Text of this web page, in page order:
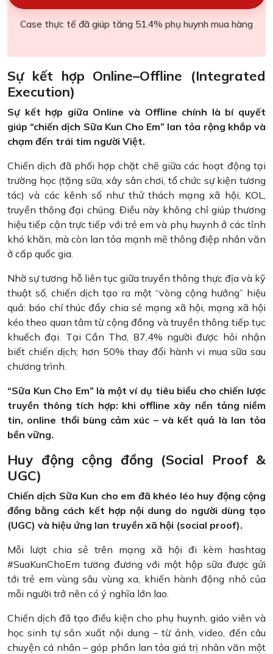
Case thực tế đã giúp tăng 51.4% phụ huynh mua hàng
Sự kết hợp Online–Offline (Integrated
Execution)
Sự kết hợp giữa Online và Offline chính là bí quyết
giúp “chiến dịch Sữa Kun Cho Em” lan tỏa rộng khắp và
chạm đến trái tim người Việt.
Chiến dịch đã phối hợp chặt chẽ giữa các hoạt động tại
trường học (tặng sữa, xây sân chơi, tổ chức sự kiện tương
tác) và các kênh số như thử thách mạng xã hội, KOL,
truyền thông đại chúng. Điều này không chỉ giúp thương
hiệu tiếp cận trực tiếp với trẻ em và phụ huynh ở các tỉnh
khó khăn, mà còn lan tỏa mạnh mẽ thông điệp nhân văn
ở cấp quốc gia.
Nhờ sự tương hỗ liên tục giữa truyền thông thực địa và kỹ
thuật số, chiến dịch tạo ra một “vòng cộng hưởng” hiệu
quả: báo chí thúc đẩy chia sẻ mạng xã hội, mạng xã hội
kéo theo quan tâm từ cộng đồng và truyền thông tiếp tục
khuếch đại. Tại Cần Thơ, 87,4% người được hỏi nhận
biết chiến dịch; hơn 50% thay đổi hành vi mua sữa sau
chương trình.
“Sữa Kun Cho Em” là một ví dụ tiêu biểu cho chiến lược
truyền thông tích hợp: khi offline xây nền tảng niềm
tin, online thổi bùng cảm xúc – và kết quả là lan tỏa
bền vững.
Huy động cộng đồng (Social Proof &
UGC)
Chiến dịch Sữa Kun cho em đã khéo léo huy động cộng
đồng bằng cách kết hợp nội dung do người dùng tạo
(UGC) và hiệu ứng lan truyền xã hội (social proof).
Mỗi lượt chia sẻ trên mạng xã hội đi kèm hashtag
#SuaKunChoEm tương đương với một hộp sữa được gửi
tới trẻ em vùng sâu vùng xa, khiến hành động nhỏ của
mỗi người trở nên có ý nghĩa lớn lao.
Chiến dịch đã tạo điều kiện cho phụ huynh, giáo viên và
học sinh tự sản xuất nội dung – từ ảnh, video, đến câu
chuyện cá nhân – góp phần lan tỏa giá trị nhân văn một